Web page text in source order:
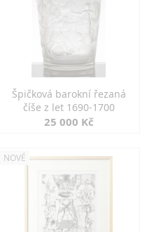
Špičková barokní řezaná
číše z let 1690-1700
25 000 Kč
NOVÉ